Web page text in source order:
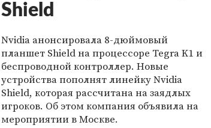
Shield
Nvidia анонсировала 8-дюймовый
планшет Shield на процессоре Tegra K1 и
беспроводной контроллер. Новые
устройства пополнят линейку Nvidia
Shield, которая рассчитана на заядлых
игроков. Об этом компания объявила на
мероприятии в Москве.